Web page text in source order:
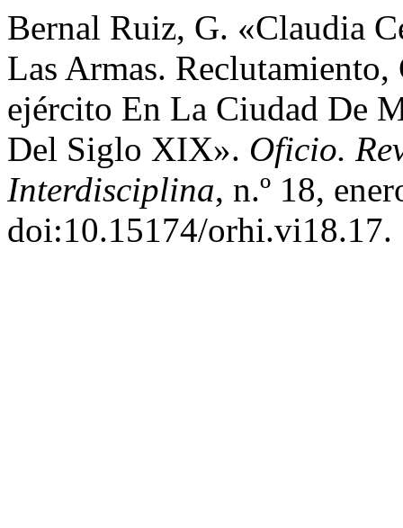
Bernal Ruiz, G. «Claudia
Las Armas.
ejército En La Ciudad De
Del Siglo XIX». Oficio.
Interdisciplina, n.º 18,
doi:10.15174/orhi.vi18.17.